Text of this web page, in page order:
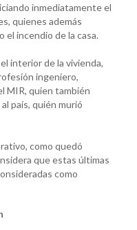
inmediatamente el
quienes además
el incendio de la casa.
interior de la vivienda,
ingeniero,
MIR, quien también
país, quién murió
como quedó
que estas últimas
como